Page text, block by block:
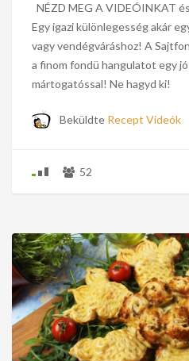
NÉZD MEG A VIDEÓINKAT
Egy igazi különlegesség akár
vagy vendégváráshoz! A
a finom fondü hangulatot egy
mártogatóssal! Ne hagyd ki!
Beküldte Recept Videók
52